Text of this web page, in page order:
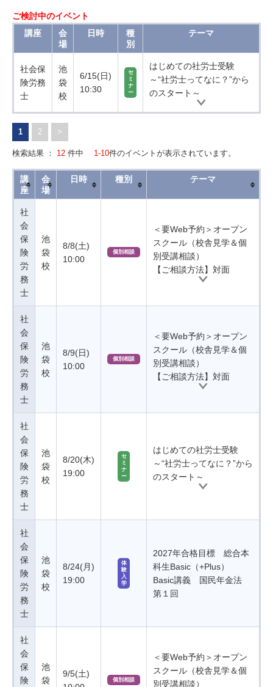
ご検討中のイベント
講座
会
場
日時
種
別
テーマ
社会保
険労務
士
池
袋
校
6/15(日)
10:30
セ
ミ
ナ
ー
はじめての社労士受験
～“社労士ってなに？”から
のスタート～
1 2 >
検索結果 ： 12 件中 1-10件のイベントが表示されています。
講
座
会
場
日時 種別 テーマ
社
会
保
険
労
務
士
池
袋
校
8/8(土)
10:00
個別相談
＜要Web予約＞オープン
スクール（校舎見学＆個
別受講相談）
【ご相談方法】対面
社
会
保
険
労
務
士
池
袋
校
8/9(日)
10:00
個別相談
＜要Web予約＞オープン
スクール（校舎見学＆個
別受講相談）
【ご相談方法】対面
社
会
保
険
労
務
士
池
袋
校
8/20(木)
19:00
セ
ミ
ナ
ー
はじめての社労士受験
～“社労士ってなに？”から
のスタート～
社
会
保
険
労
務
士
池
袋
校
8/24(月)
19:00
体
験
入
学
2027年合格目標 総合本
科生Basic（+Plus）
Basic講義 国民年金法
第１回
社
会
保
険
池
袋
9/5(土)
個別相談
＜要Web予約＞オープン
スクール（校舎見学＆個
別受講相談）